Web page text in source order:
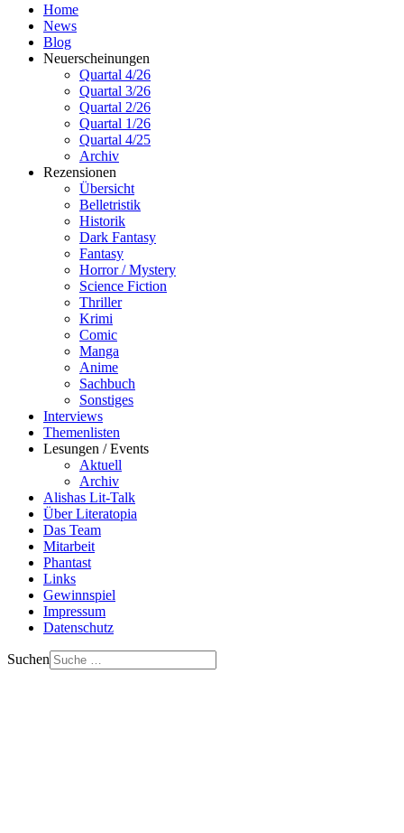
Home
News
Blog
Neuerscheinungen
Quartal 4/26
Quartal 3/26
Quartal 2/26
Quartal 1/26
Quartal 4/25
Archiv
Rezensionen
Übersicht
Belletristik
Historik
Dark Fantasy
Fantasy
Horror / Mystery
Science Fiction
Thriller
Krimi
Comic
Manga
Anime
Sachbuch
Sonstiges
Interviews
Themenlisten
Lesungen / Events
Aktuell
Archiv
Alishas Lit-Talk
Über Literatopia
Das Team
Mitarbeit
Phantast
Links
Gewinnspiel
Impressum
Datenschutz
Suchen